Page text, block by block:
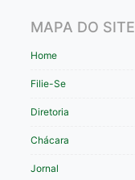
MAPA DO SITE
Home
Filie-Se
Diretoria
Chácara
Jornal